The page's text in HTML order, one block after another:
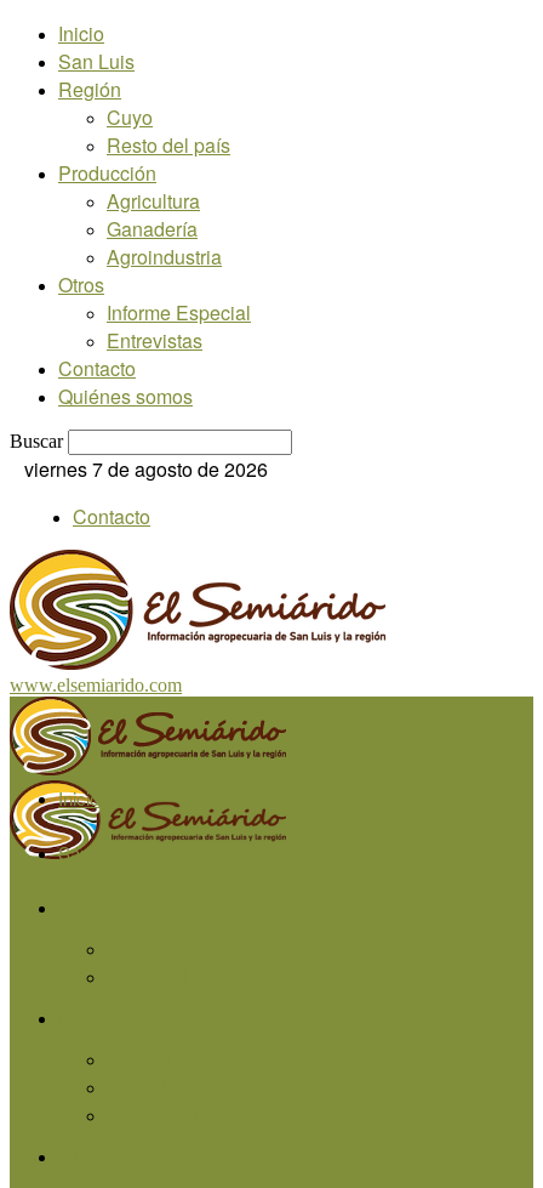
Inicio
San Luis
Región
Cuyo
Resto del país
Producción
Agricultura
Ganadería
Agroindustria
Otros
Informe Especial
Entrevistas
Contacto
Quiénes somos
Buscar
viernes 7 de agosto de 2026
Contacto
www.elsemiarido.com
Inicio
San Luis